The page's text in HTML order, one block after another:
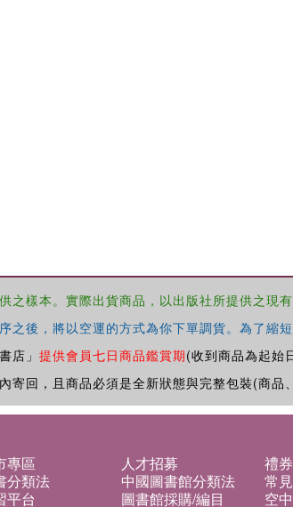
之樣本。實際出貨商品，以出版社所提供之現
之後，將以空運的方式為你下單調貨。為了縮
店」 提供會員七日商品鑑賞期(收到商品為起始
寄回，且商品必須是全新狀態與完整包裝(商品
專區 人才招募 禮
分類法 中國圖書館分類法 常
平台 圖書館採購/編目 空